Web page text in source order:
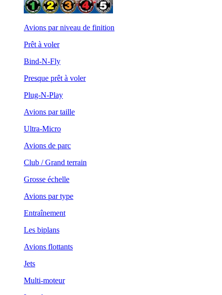
Avions par niveau de finition
Prêt à voler
Bind-N-Fly
Presque prêt à voler
Plug-N-Play
Avions par taille
Ultra-Micro
Avions de parc
Club / Grand terrain
Grosse échelle
Avions par type
Entraînement
Les biplans
Avions flottants
Jets
Multi-moteur